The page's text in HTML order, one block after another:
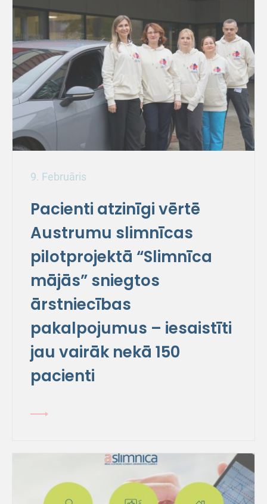
9. Februāris
Pacienti atzinīgi vērtē
Austrumu slimnīcas
pilotprojektā “Slimnīca
mājās” sniegtos
ārstniecības
pakalpojumus – iesaistīti
jau vairāk nekā 150
pacienti